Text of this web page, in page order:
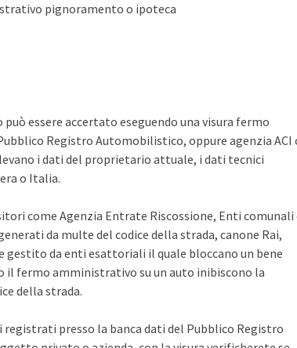
pignoramento o ipoteca
essere accertato eseguendo una visura fermo
Registro Automobilistico, oppure agenzia ACI
i dati del proprietario attuale, i dati tecnici
o Italia.
come Agenzia Entrate Riscossione, Enti comunali
da multe del codice della strada, canone Rai,
gestito da enti esattoriali il quale bloccano un bene
il fermo amministrativo su un auto inibiscono la
della strada.
presso la banca dati del Pubblico Registro